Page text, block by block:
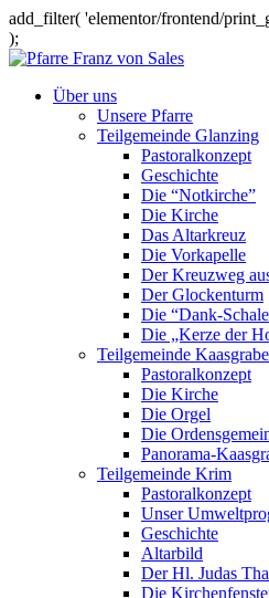
add_filter( 'elementor/frontend/
);
Über uns
Unsere Pfarre
Teilgemeinde Glanzing
Pastoralkonzept
Geschichte
Die “Notkirche”
Die Kirche
Das Altarkreuz
Die Vorkapelle
Der Kreuzweg
Der Glockenturm
Die “Dank-
Die „Kerze der
Teilgemeinde
Pastoralkonzept
Die Kirche
Die Orgel
Die
Panorama-
Teilgemeinde Krim
Pastoralkonzept
Unser
Geschichte
Altarbild
Der Hl. Judas
Die